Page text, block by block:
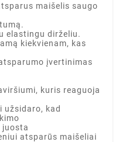
maišelis saugo
elastingu dirželiu.
kiekvienam, kas
įvertinimas
kuris reaguoja
kad
juosta
atsparūs maišeliai